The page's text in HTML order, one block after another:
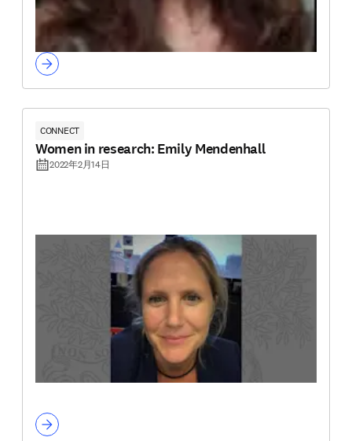
CONNECT
Women in research: Emily Mendenhall
2022年2月14日